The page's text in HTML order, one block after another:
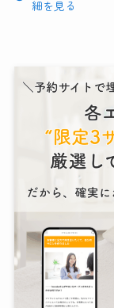
細を見る